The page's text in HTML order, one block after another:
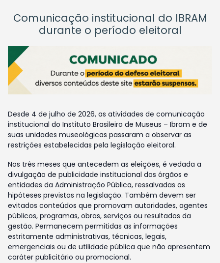
Comunicação institucional do IBRAM
durante o período eleitoral
Desde 4 de julho de 2026, as atividades de comunicação
institucional do Instituto Brasileiro de Museus – Ibram e de
suas unidades museológicas passaram a observar as
restrições estabelecidas pela legislação eleitoral.
Nos três meses que antecedem as eleições, é vedada a
divulgação de publicidade institucional dos órgãos e
entidades da Administração Pública, ressalvadas as
hipóteses previstas na legislação. Também devem ser
evitados conteúdos que promovam autoridades, agentes
públicos, programas, obras, serviços ou resultados da
gestão. Permanecem permitidas as informações
estritamente administrativas, técnicas, legais,
emergenciais ou de utilidade pública que não apresentem
caráter publicitário ou promocional.